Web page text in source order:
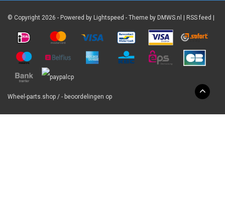
© Copyright 2026 - Powered by Lightspeed - Theme by DMWS.nl RSS feed
Wheel-parts.shop / - beoordelingen op